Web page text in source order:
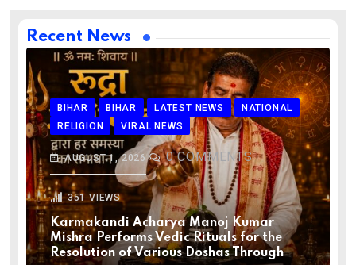
Recent News
BIHAR BIHAR LATEST NEWS
NATIONAL
RELIGION
VIRAL NEWS
AUGUST 1, 2026 0COMMENTS
351 VIEWS
Karmakandi Acharya Manoj Kumar
Mishra Performs Vedic Rituals for the
Resolution of Various Doshas Through